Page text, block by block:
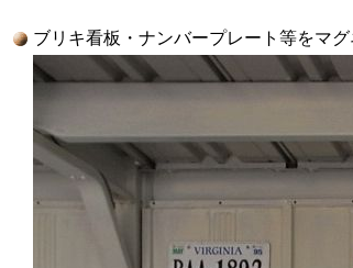
ブリキ看板・ナンバープレート等をマ